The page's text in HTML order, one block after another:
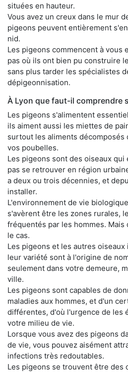
situées en hauteur.
Vous avez un creux dans le mur
pigeons peuvent entièrement
nid.
Les pigeons commencent à vous
pas où ils ont bien pu construire
sans plus tarder les spécialistes
dépigeonnisation.
À Lyon que faut-il comprendre
Les pigeons s'alimentent
ils aiment aussi les miettes de
surtout les aliments décomposés
vos poubelles.
Les pigeons sont des oiseaux
pas se retrouver en région
a deux ou trois décennies, et
installer.
L'environnement de vie
s'avèrent être les zones rurales,
fréquentés par les hommes. Mais
le cas.
Les pigeons et les autres
leur variété sont à l'origine de
seulement dans votre demeure,
ville.
Les pigeons sont capables de
maladies aux hommes, et d'un
différentes, d'où l'urgence de les
votre milieu de vie.
Lorsque vous avez des pigeons
de vie, vous pouvez aisément
infections très redoutables.
Les pigeons se trouvent être des